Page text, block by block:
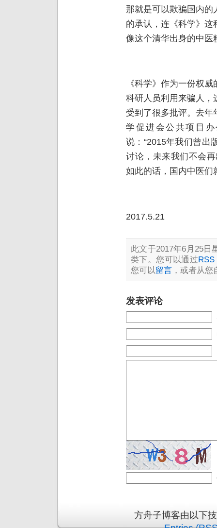
那就是可以欺骗国内的
的承认，连《科学》
像这个清华出身的中医
《科学》作为一份权
科研人员利用来骗人，
受到了很多批评。去
学促进会公共项目
说：“2015年我们曾出
讨论，未来我们不会
如此的话，国内中医们
2017.5.21
此文于2017年6月25日
类下。您可以通过RSS
您可以留言 ，或者从
发表评论
方舟子博客由以下